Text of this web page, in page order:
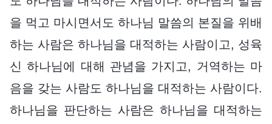
을 먹고 마시면서도 하나님 말씀의 본질을 위배
하는 사람은 하나님을 대적하는 사람이고, 성육
신 하나님에 대해 관념을 가지고, 거역하는 마
음을 갖는 사람도 하나님을 대적하는 사람이다.
하나님을 판단하는 사람은 하나님을 대적하는